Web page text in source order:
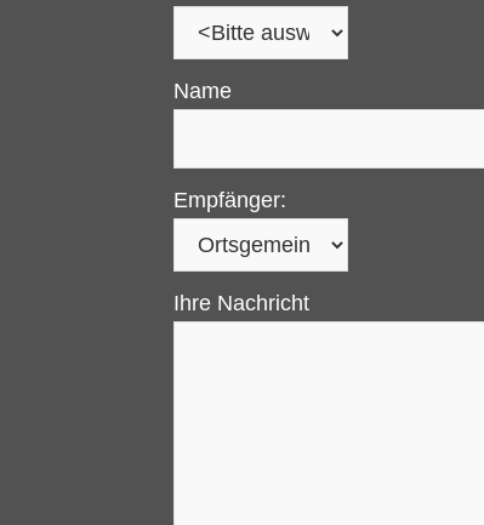
Name
Empfänger:
Ihre Nachricht